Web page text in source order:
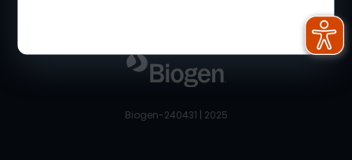
Feedback
Nutzungsbedingungen
Biogen-240431 | 2025